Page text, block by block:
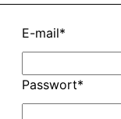
E-mail*
Passwort*